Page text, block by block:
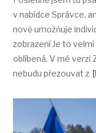
v nabídce Správce,
nově umožňuje
zobrazení Je to
oblíbená. V mé verzi
nebudu přezouvat z